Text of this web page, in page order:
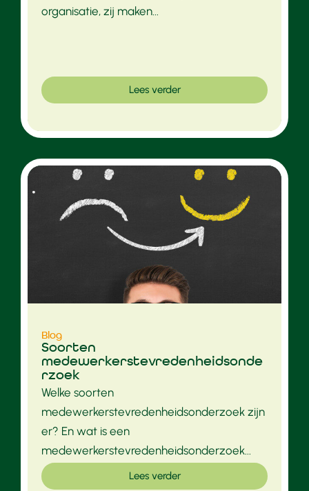
organisatie, zij maken...
Lees verder
Blog
Soorten
medewerkerstevredenheidsonde
rzoek
Welke soorten
medewerkerstevredenheidsonderzoek zijn
er? En wat is een
medewerkerstevredenheidsonderzoek...
Lees verder